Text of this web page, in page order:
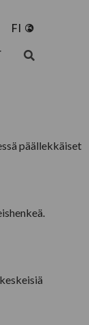
FI
päällekkäiset